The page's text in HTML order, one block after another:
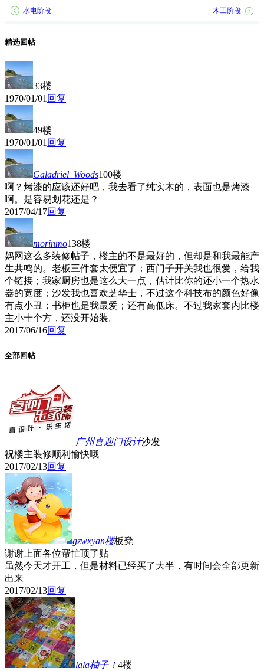
水电阶段 木工阶段
精选回帖
33楼
1970/01/01回复
49楼
1970/01/01回复
Galadriel_Woods100楼
啊？烤漆的应该还好吧，我去看了纯实木的，表面也是烤漆
啊。是容易划花还是？
2017/04/17回复
morinmo138楼
妈网这么多装修帖子，楼主的不是最好的，但却是和我最能产
生共鸣的。老板三件套太便宜了；西门子开关我也很爱，给我
个链接；我家厨房也是这么大一点，估计比你的还小一个热水
器的宽度；沙发我也喜欢芝华士，不过这个科技布的颜色好像
有点小丑；书柜也是我最爱；还有高低床。不过我家套内比楼
主小十个方，还没开始装。
2017/06/16回复
全部回帖
广州喜迎门设计沙发
祝楼主装修顺利愉快哦
2017/02/13回复
gzwxyan楼板凳
谢谢上面各位帮忙顶了贴
虽然今天才开工，但是材料已经买了大半，有时间会全部更新
出来
2017/02/13回复
lala柚子！ 4楼